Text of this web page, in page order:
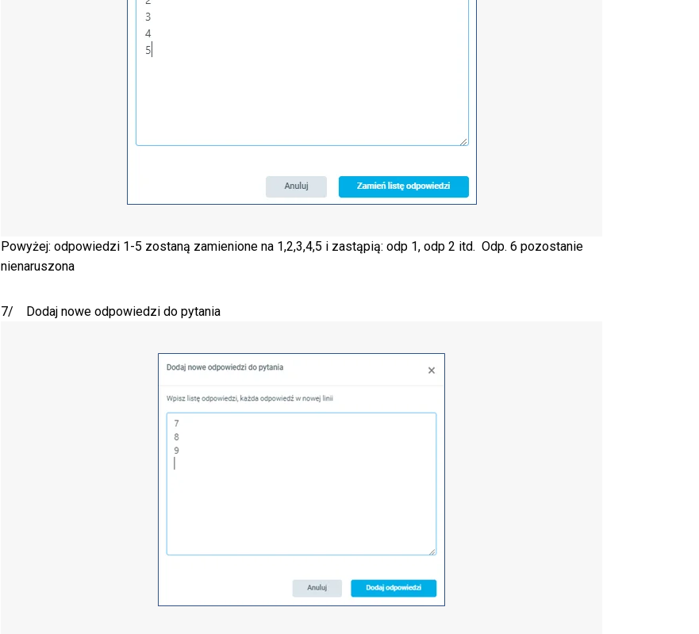
Powyżej: odpowiedzi 1-5 zostaną zamienione na 1,2,3,4,5 i zastąpią: odp 1, odp 2 itd. Odp. 6 pozostanie
nienaruszona
7/ Dodaj nowe odpowiedzi do pytania